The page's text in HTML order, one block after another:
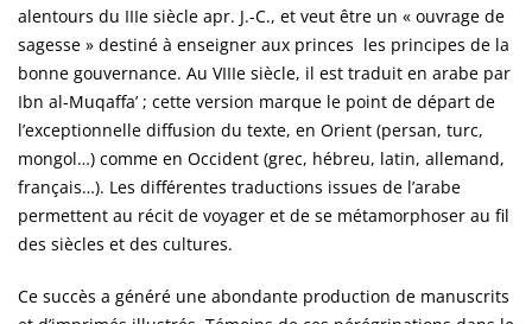
alentours du IIIe siècle apr. J.-C., et veut être un « ouvrage de
sagesse » destiné à enseigner aux princes les principes de la
bonne gouvernance. Au VIIIe siècle, il est traduit en arabe par
Ibn al-Muqaffa’ ; cette version marque le point de départ de
l’exceptionnelle diffusion du texte, en Orient (persan, turc,
mongol…) comme en Occident (grec, hébreu, latin, allemand,
français…). Les différentes traductions issues de l’arabe
permettent au récit de voyager et de se métamorphoser au fil
des siècles et des cultures.
Ce succès a généré une abondante production de manuscrits